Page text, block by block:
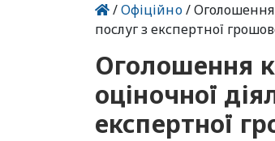
/Офіційно/ Оголошення
послуг з експертної
Оголошення
оціночної
експертної